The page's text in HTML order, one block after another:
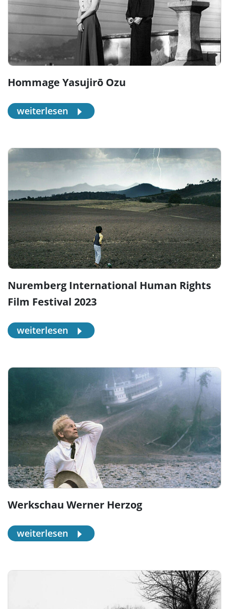
Hommage Yasujirō Ozu
weiterlesen
Nuremberg International Human Rights
Film Festival 2023
weiterlesen
Werkschau Werner Herzog
weiterlesen